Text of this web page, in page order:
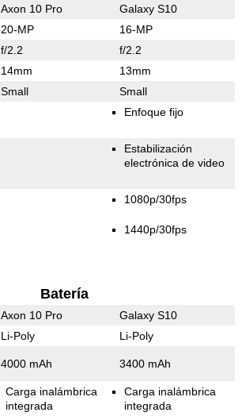
Axon 10 Pro Galaxy S10
20-MP 16-MP
f/2.2 f/2.2
14mm 13mm
Small Small
Enfoque fijo
Estabilización
electrónica de video
1080p/30fps
1440p/30fps
Batería
Axon 10 Pro Galaxy S10
Li-Poly Li-Poly
4000 mAh 3400 mAh
Carga inalámbrica
integrada
Carga inalámbrica
integrada